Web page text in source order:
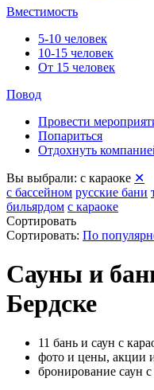
Вместимость
5-10 человек
10-15 человек
От 15 человек
Повод
Провести
Попариться
Отдохнуть
Вы выбрали: с караоке ✕
с бассейном русские бани
бильярдом с караоке
Сортировать
Сортировать: По
Сауны и
Бердске
11 бань и саун с
фото и цены, акции
бронирование саун